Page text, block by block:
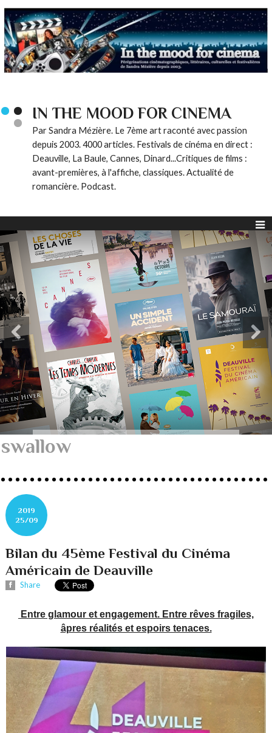
IN THE MOOD FOR CINEMA
Par Sandra Mézière. Le 7ème art raconté avec passion
depuis 2003. 4000 articles. Festivals de cinéma en direct :
Deauville, La Baule, Cannes, Dinard...Critiques de films :
avant-premières, à l'affiche, classiques. Actualité de
romancière. Podcast.
swallow
2019
25/09
Bilan du 45ème Festival du Cinéma
Américain de Deauville
Share
Entre glamour et engagement. Entre rêves fragiles,
âpres réalités et espoirs tenaces.